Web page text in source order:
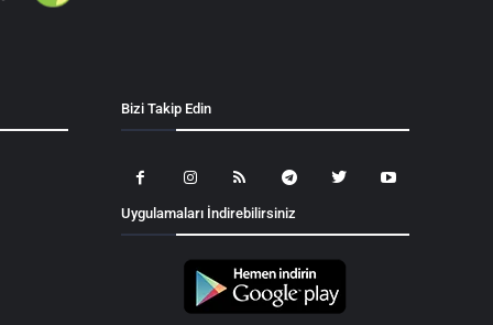
Bizi Takip Edin
Uygulamaları İndirebilirsiniz